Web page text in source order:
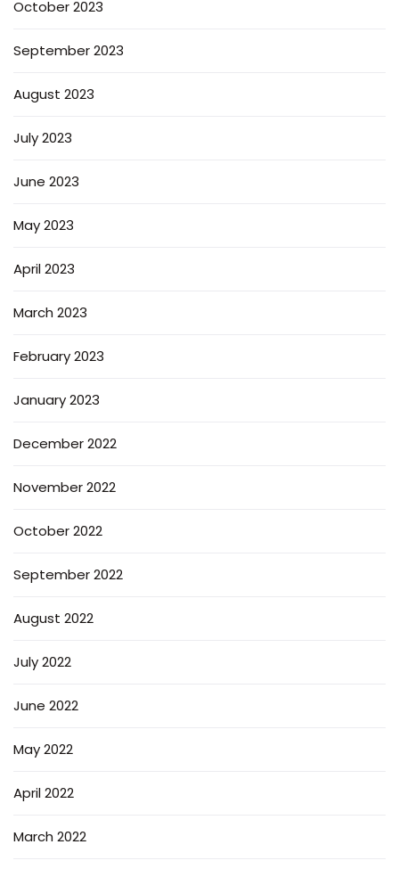
October 2023
September 2023
August 2023
July 2023
June 2023
May 2023
April 2023
March 2023
February 2023
January 2023
December 2022
November 2022
October 2022
September 2022
August 2022
July 2022
June 2022
May 2022
April 2022
March 2022